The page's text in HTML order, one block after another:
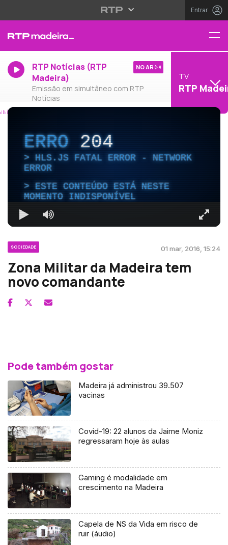
Entrar
RTP Notícias (RTP
Madeira)
Emissão em simultâneo com RTP
Notícias
NO AR
TV
RTP
ERRO204
HLS.JS FATAL ERROR - NETWORK
ERROR
ESTE CONTEÚDO ESTÁ NESTE
MOMENTO INDISPONÍVEL
SOCIEDADE 01 mar, 2016, 15:24
Zona Militar da Madeira tem
novo comandante
Pode também gostar
Madeira já administrou 39.507
vacinas
Covid-19: 22 alunos da Jaime Moniz
regressaram hoje às aulas
Gaming é modalidade em
crescimento na Madeira
Capela de NS da Vida em risco de
ruir (áudio)